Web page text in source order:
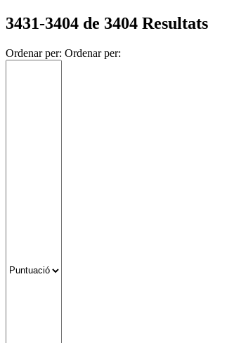
3431-3404 de 3404 Resultats
Ordenar per: Ordenar per: